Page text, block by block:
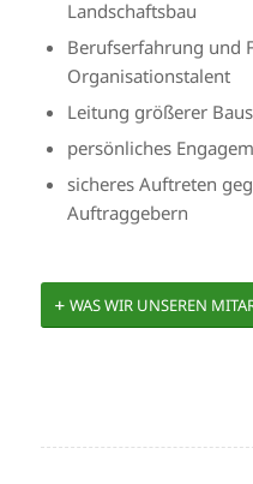
Landschaftsbau
Berufserfahrung und
Organisationstalent
Leitung größerer
persönliches
sicheres Auftreten
Auftraggebern
WAS WIR UNSEREN